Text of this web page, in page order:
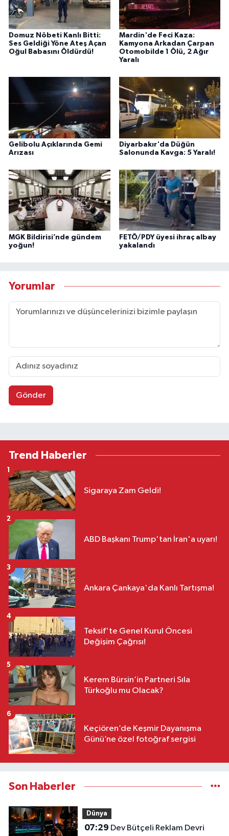
Domuz Nöbeti Kanlı Bitti:
Ses Geldiği Yöne Ateş Açan
Oğul Babasını Öldürdü!
Mardin'de Feci Kaza:
Kamyona Arkadan Çarpan
Otomobilde 1 Ölü, 2 Ağır
Yaralı
Gelibolu Açıklarında Gemi
Arızası
Diyarbakır'da Düğün
Salonunda Kavga: 5 Yaralı!
MGK Bildirisi’nde gündem
yoğun!
FETÖ/PDY üyesi ihraç albay
yakalandı
Yorumlar
Gönder
Trend Haberler
Sigaraya Zam Geldi!
ABD Başkanı Trump'tan İran'a uyarı!
2
Ankara Çankaya'da Kanlı Tartışma!
3
Teksif'te Genel Kurul Öncesi
Değişim Çağrısı!
4
Kerem Bürsin’in Partneri Sıla
Türkoğlu mu Olacak?
5
Keçiören’de Keşmir Dayanışma
Günü’ne özel fotoğraf sergisi
6
Son Haberler
Dünya
07:29